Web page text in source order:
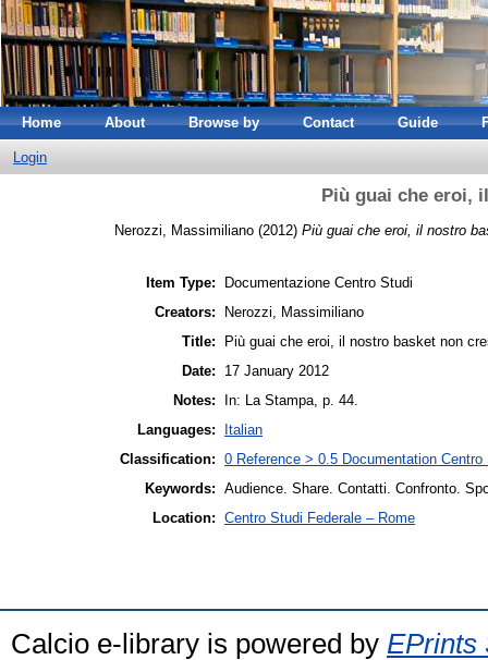
Home About Browse by Contact Guide
Login
Più guai che eroi,
Nerozzi, Massimiliano (2012) Più guai che eroi, il nostro
Item Type:
Documentazione Centro Studi
Creators:
Nerozzi, Massimiliano
Title:
Più guai che eroi, il nostro basket non
Date:
17 January 2012
Notes:
In: La Stampa, p. 44.
Languages:
Italian
Classification: 0 Reference > 0.5 Documentation
Keywords: Audience. Share. Contatti. Confronto.
Location: Centro Studi Federale – Rome
Calcio e-library is powered by EPrints